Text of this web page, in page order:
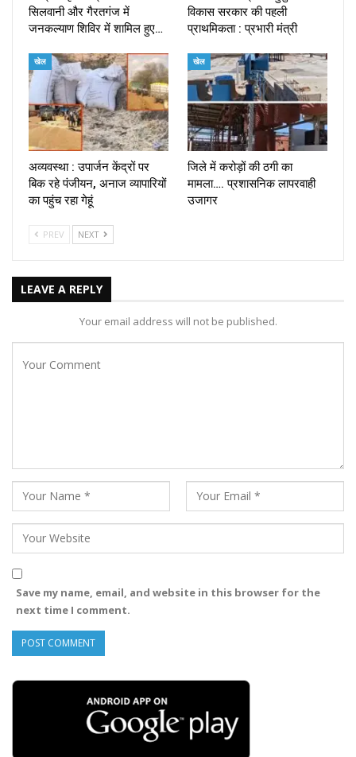
सिलवानी और गैरतगंज में
जनकल्याण शिविर में शामिल हुए…
विकास सरकार की पहली
प्राथमिकता : प्रभारी मंत्री
खेल
अव्यवस्था : उपार्जन केंद्रों पर
बिक रहे पंजीयन, अनाज व्यापारियों
का पहुंच रहा गेहूं
खेल
जिले में करोड़ों की ठगी का
मामला…. प्रशासनिक लापरवाही
उजागर
PREV NEXT
LEAVE A REPLY
Your email address will not be published.
Save my name, email, and website in this browser for the
next time I comment.